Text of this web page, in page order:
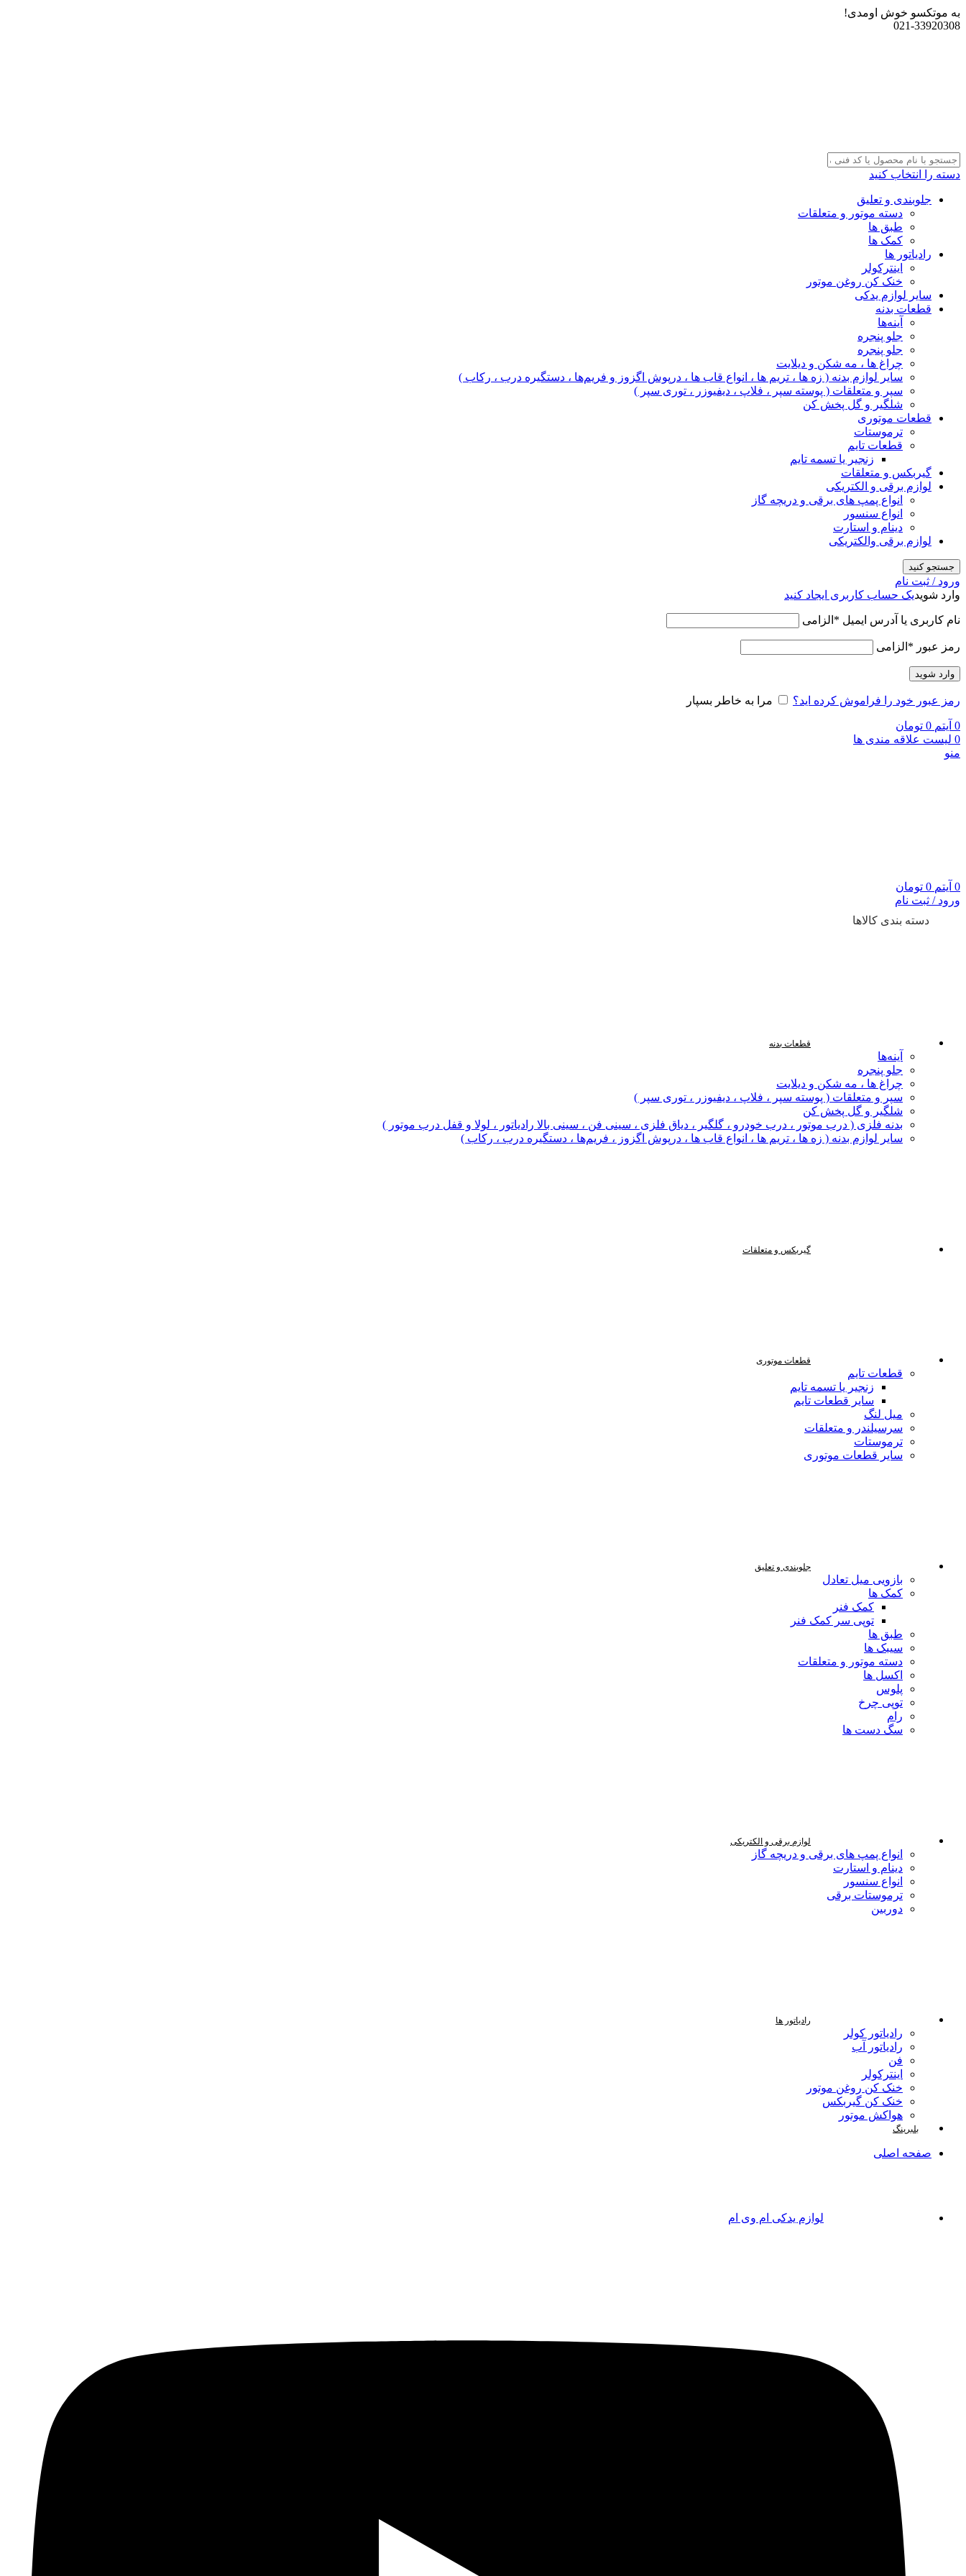
به موتکسو خوش اومدی!
021-33920308
دسته را انتخاب کنید
جلوبندی و تعلیق
دسته موتور و متعلقات
طبق ها
کمک ها
رادیاتور ها
اینترکولر
خنک کن روغن موتور
سایر لوازم یدکی
قطعات بدنه
آینه‌ها
جلو پنجره
جلو پنجره
چراغ‌ ها ، مه‌ شکن و دیلایت
سایر لوازم بدنه ( زه ها ، تریم ها ، انواع قاب ها ، درپوش اگزوز و فریم‌ها ، دستگیره درب ، رکاب )
سپر و متعلقات ( پوسته سپر ، فلاپ ، دیفیوزر ، توری سپر )
شلگیر و گل‌ پخش‌ کن
قطعات موتوری
ترموستات
قطعات تایم
زنجیر یا تسمه تایم
گیربکس و متعلقات
لوازم برقی و الکتریکی
انواع پمپ های برقی و دریچه گاز
انواع سنسور
دینام و استارت
لوازم برقی والکتریکی
جستجو کنید
ورود / ثبت نام
وارد شویدیک حساب کاربری ایجاد کنید
نام کاربری یا آدرس ایمیل * الزامی
رمز عبور * الزامی
وارد شوید
رمز عبور خود را فراموش کرده اید؟ مرا به خاطر بسپار
0 آیتم 0 تومان
0 لیست علاقه مندی ها
منو
0 آیتم 0 تومان
ورود / ثبت نام
دسته بندی کالاها
قطعات بدنه
آینه‌ها
جلو پنجره
چراغ‌ ها ، مه‌ شکن و دیلایت
سپر و متعلقات ( پوسته سپر ، فلاپ ، دیفیوزر ، توری سپر )
شلگیر و گل‌ پخش‌ کن
بدنه فلزی ( درب موتور ، درب خودرو ، گلگیر ، دیاق فلزی ، سینی فن ، سینی بالا رادیاتور ، لولا و قفل درب موتور )
سایر لوازم بدنه ( زه ها ، تریم ها ، انواع قاب ها ، درپوش اگزوز ، فریم‌ها ، دستگیره درب ، رکاب )
گیربکس و متعلقات
قطعات موتوری
قطعات تایم
زنجیر یا تسمه تایم
سایر قطعات تایم
میل لنگ
سرسیلندر و متعلقات
ترموستات
سایر قطعات موتوری
جلوبندی و تعلیق
بازویی میل تعادل
کمک ها
کمک فنر
توپی سر کمک فنر
طبق ها
سیبک ها
دسته موتور و متعلقات
اکسل ها
پلوس
توپی چرخ
رام
سگ دست ها
لوازم برقی و الکتریکی
انواع پمپ های برقی و دریچه گاز
دینام و استارت
انواع سنسور
ترموستات برقی
دوربین
رادیاتور ها
رادیاتور کولر
رادیاتور آب
فن
اینترکولر
خنک کن روغن موتور
خنک کن گیربکس
هواکش موتور
بلبرینگ
صفحه اصلی
لوازم یدکی ام وی ام